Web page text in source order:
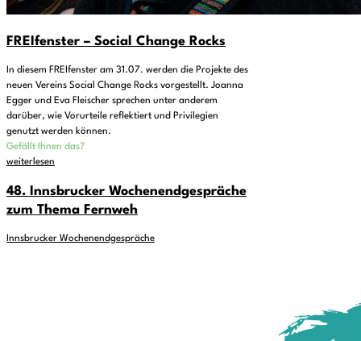
FREIfenster – Social Change Rocks
In diesem FREIfenster am 31.07. werden die Projekte des
neuen Vereins Social Change Rocks vorgestellt. Joanna
Egger und Eva Fleischer sprechen unter anderem
darüber, wie Vorurteile reflektiert und Privilegien
genutzt werden können.
Gefällt Ihnen das?
weiterlesen
48. Innsbrucker Wochenendgespräche
zum Thema Fernweh
Innsbrucker Wochenendgespräche